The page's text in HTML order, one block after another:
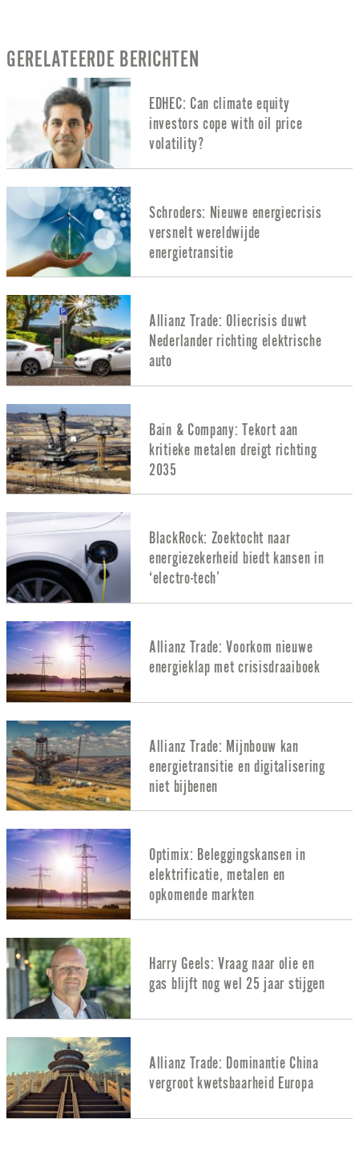
GERELATEERDE BERICHTEN
EDHEC: Can climate equity
investors cope with oil price
volatility?
Schroders: Nieuwe energiecrisis
versnelt wereldwijde
energietransitie
Allianz Trade: Oliecrisis duwt
Nederlander richting elektrische
auto
Bain & Company: Tekort aan
kritieke metalen dreigt richting
2035
BlackRock: Zoektocht naar
energiezekerheid biedt kansen in
‘electro-tech’
Allianz Trade: Voorkom nieuwe
energieklap met crisisdraaiboek
Allianz Trade: Mijnbouw kan
energietransitie en digitalisering
niet bijbenen
Optimix: Beleggingskansen in
elektrificatie, metalen en
opkomende markten
Harry Geels: Vraag naar olie en
gas blijft nog wel 25 jaar stijgen
Allianz Trade: Dominantie China
vergroot kwetsbaarheid Europa